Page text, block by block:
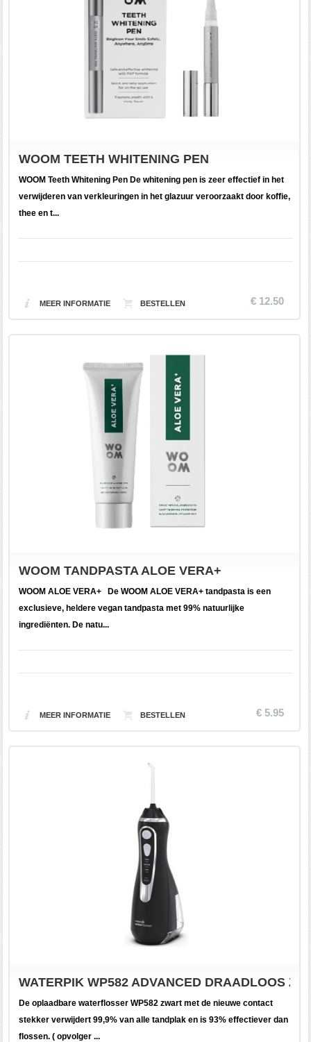
WOOM TEETH WHITENING PEN
€ 12.50
WOOM Teeth Whitening Pen De whitening pen is zeer effectief in het
verwijderen van verkleuringen in het glazuur veroorzaakt door koffie,
thee en t...
MEER INFORMATIE
WOOM TANDPASTA ALOE VERA+
€ 5.95
WOOM ALOE VERA+ De WOOM ALOE VERA+ tandpasta is een
exclusieve, heldere vegan tandpasta met 99% natuurlijke
ingrediënten. De natu...
MEER INFORMATIE
WATERPIK WP582 ADVANCED DRAADLOOS
De oplaadbare waterflosser WP582 zwart met de nieuwe contact
stekker verwijdert 99,9% van alle tandplak en is 93% effectiever dan
flossen. ( opvolger ...